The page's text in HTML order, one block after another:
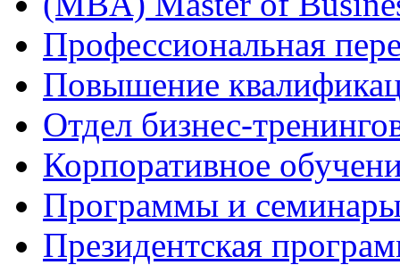
Профессиональная
Повышение
Отдел бизнес-
Корпоративное
Программы и
Президентская